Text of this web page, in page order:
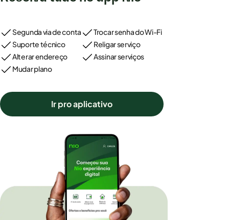
Segunda via de conta
Suporte técnico
Alterar endereço
Mudar plano
Trocar senha do Wi-Fi
Religar serviço
Assinar serviços
Ir pro aplicativo